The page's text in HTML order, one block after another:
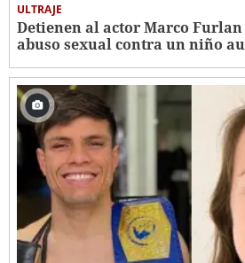
ULTRAJE
Detienen al actor Marco
abuso sexual contra un niño